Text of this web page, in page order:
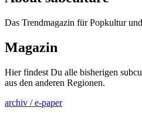
Das Trendmagazin für Popkultur
Magazin
Hier findest Du alle bisherigen
aus den anderen Regionen.
archiv / e-paper